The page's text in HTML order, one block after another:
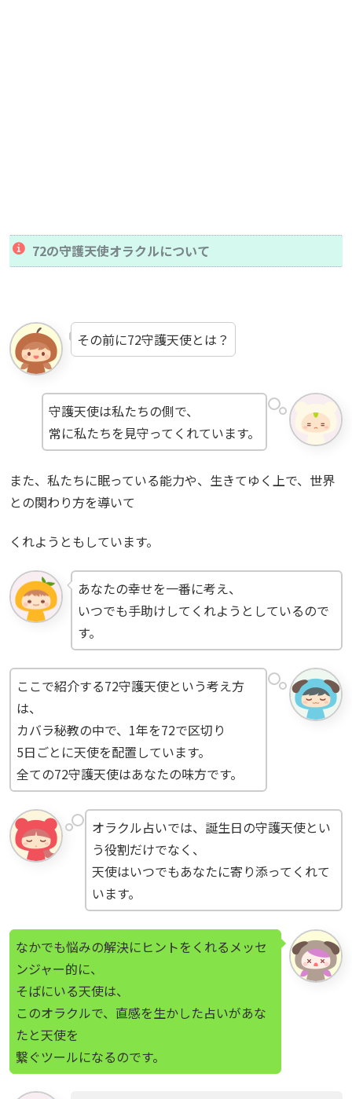
72の守護天使オラクルについて
その前に72守護天使とは？
守護天使は私たちの側で、
常に私たちを見守ってくれています。
また、私たちに眠っている能力や、生きてゆく上で、世界
との関わり方を導いて
くれようともしています。
あなたの幸せを一番に考え、
いつでも手助けしてくれようとしているので
す。
ここで紹介する72守護天使という考え方
は、
カバラ秘教の中で、1年を72で区切り
5日ごとに天使を配置しています。
全ての72守護天使はあなたの味方です。
オラクル占いでは、誕生日の守護天使とい
う役割だけでなく、
天使はいつでもあなたに寄り添ってくれて
います。
なかでも悩みの解決にヒントをくれるメッセ
ンジャー的に、
そばにいる天使は、
このオラクルで、直感を生かした占いがあな
たと天使を
繋ぐツールになるのです。